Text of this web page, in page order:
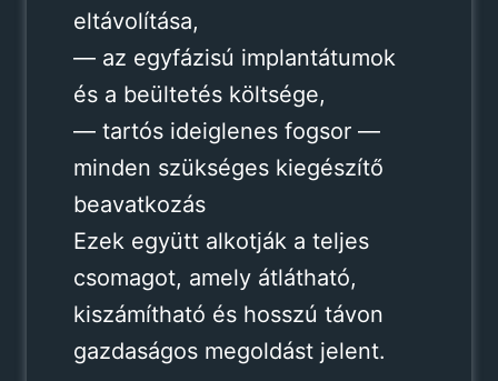
eltávolítása,
— az egyfázisú implantátumok
és a beültetés költsége,
— tartós ideiglenes fogsor —
minden szükséges kiegészítő
beavatkozás
Ezek együtt alkotják a teljes
csomagot, amely átlátható,
kiszámítható és hosszú távon
gazdaságos megoldást jelent.